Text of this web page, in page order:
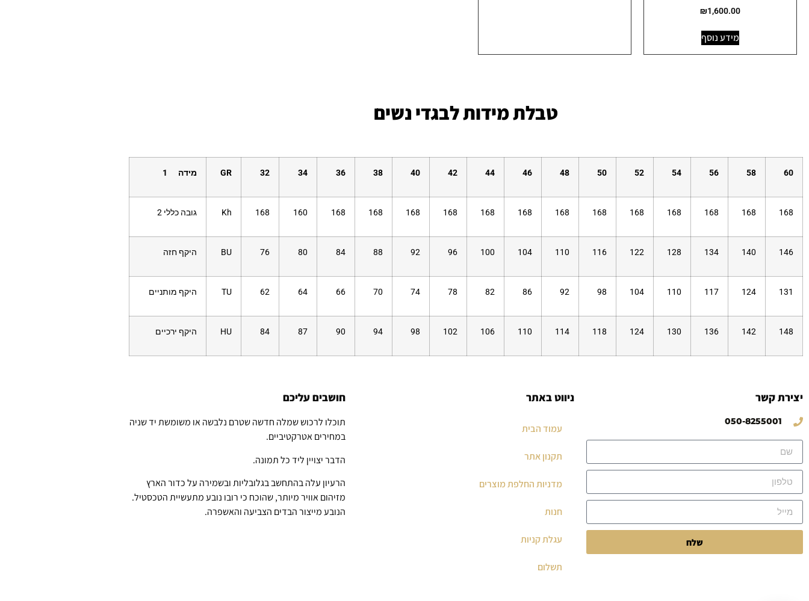
₪1,600.00
מידע נוסף
טבלת מידות לבגדי נשים
60
58
56
54
52
50
48
46
44
42
40
38
36
34
32
GR מידה 1
168
168
168
168
168
168
168
168
168
168
168
168
168
160
168
Kh גובה כללי 2
146
140
134
128
122
116
110
104
100
96
92
88
84
80
76
BU היקף חזה
131
124
117
110
104
98
92
86
82
78
74
70
66
64
62
TU היקף מותניים
148
142
136
130
124
118
114
110
106
102
98
94
90
87
84
HU היקף ירכיים
יצירת קשר
050-8255001
שלח
ניווט באתר
עמוד הבית
תקנון אתר
מדניות החלפת מוצרים
חנות
עגלת קניות
תשלום
חושבים עליכם
תוכלו לרכוש שמלה חדשה שטרם נלבשה או משומשת יד שניה
במחירים אטרקטיביים.
הדבר יצויין ליד כל תמונה.
הרעיון עלה בהתחשב בגלובליות ובשמירה על כדור הארץ
מזיהום אוויר מיותר, שהוכח כי רובו נובע מתעשיית הטכסטיל.
הנובע מייצור הבדים הצביעה והאשפרה.